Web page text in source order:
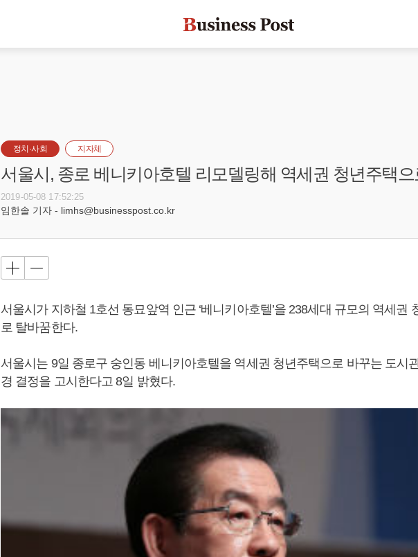
정치·사회 지자체
서울시, 종로 베니키아호텔 리모델링해 역세권 청년주택
2019-05-08 17:52:25
임한솔 기자 - limhs@businesspost.co.kr
서울시가 지하철 1호선 동묘앞역 인근 ‘베니키아호텔’을 238세대 규모의 역세권
로 탈바꿈한다.
서울시는 9일 종로구 숭인동 베니키아호텔을 역세권 청년주택으로 바꾸는 도시
경 결정을 고시한다고 8일 밝혔다.